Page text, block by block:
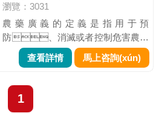
瀏覽：3031
農藥廣義的定義是指用于預
防、消滅或者控制危害農業
(yè)、林業(yè)的
病、蟲(chóng)、
節、控制、影響植物和有害生
物代謝、生長
查看詳情 馬上咨詢(xún)
1